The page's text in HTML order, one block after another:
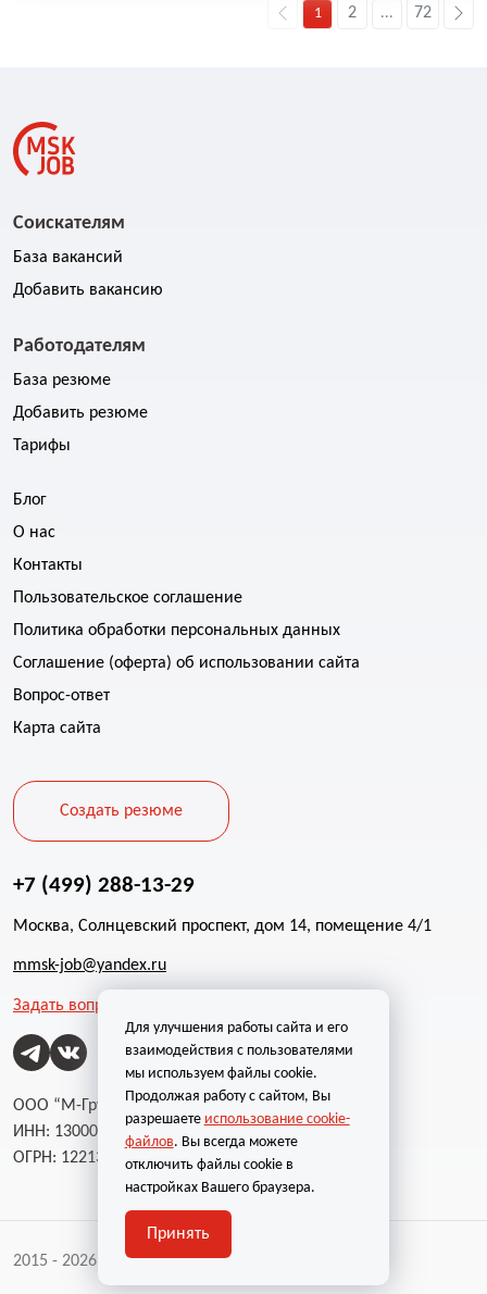
1 2 ... 72
Соискателям
База вакансий
Добавить вакансию
Работодателям
База резюме
Добавить резюме
Тарифы
Блог
О нас
Контакты
Пользовательское соглашение
Политика обработки персональных данных
Соглашение (оферта) об использовании сайта
Вопрос-ответ
Карта сайта
Создать резюме
+7 (499) 288-13-29
Москва, Солнцевский проспект, дом 14, помещение 4/1
mmsk-job@yandex.ru
Задать вопрос
ООО “М-Групп”
ИНН: 1300002787
ОГРН: 1221300004232
2015 - 2026 | Все права защищены
Для улучшения работы сайта и его
взаимодействия с пользователями
мы используем файлы cookie.
Продолжая работу с сайтом, Вы
разрешаете использование cookie-
файлов. Вы всегда можете
отключить файлы cookie в
настройках Вашего браузера.
Принять